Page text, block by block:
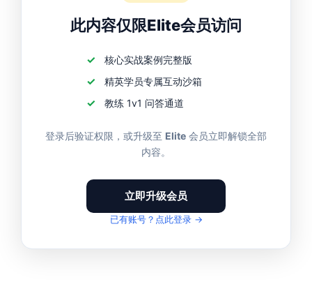
此内容仅限Elite会员访问
核心实战案例完整版
精英学员专属互动沙箱
教练 1v1 问答通道
登录后验证权限，或升级至 Elite 会员立即解锁全部
内容。
立即升级会员
已有账号？点此登录 →